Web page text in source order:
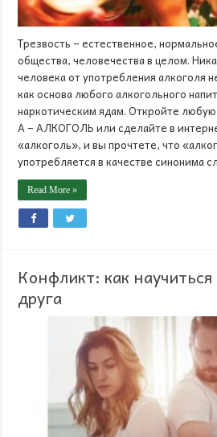
Трезвость – естественное,
общества, человечества в целом.
человека от употребления алкоголя
как основа любого алкогольного
наркотическим ядам. Откройте
А – АЛКОГОЛЬ или сделайте в
«алкоголь», и вы прочтете, что
употребляется в качестве синонима
Read More »
Конфликт: как
друга